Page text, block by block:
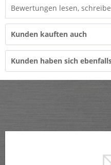
Bewertungen lesen,
Kunden kauften auch
Kunden haben sich